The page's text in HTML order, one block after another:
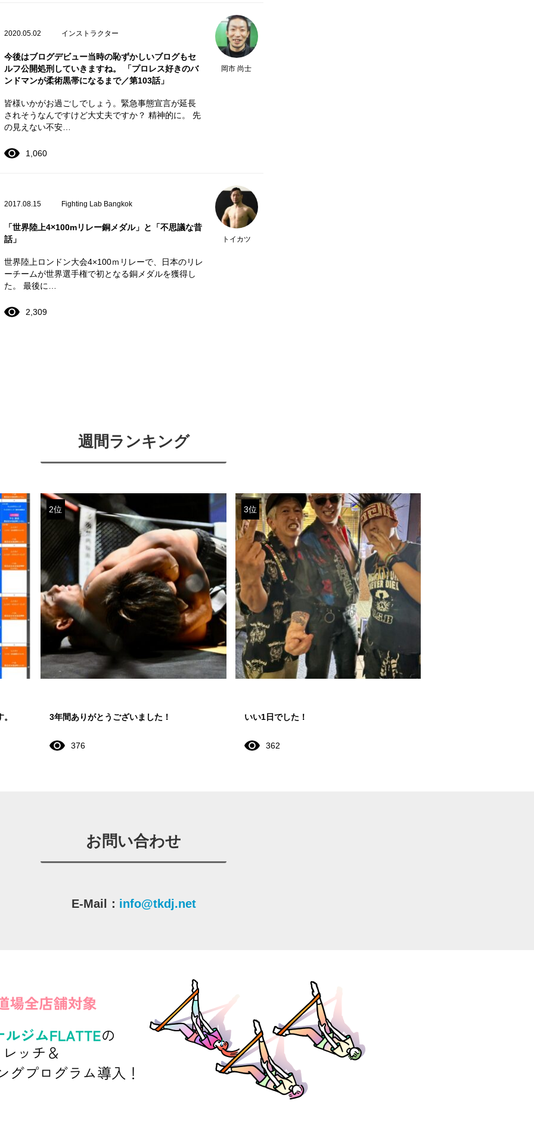
2020.05.02 インストラクター
岡市 尚士
今後はブログデビュー当時の恥ずかしいブログもセ
ルフ公開処刑していきますね。 「プロレス好きのバ
ンドマンが柔術黒帯になるまで／第103話」
皆様いかがお過ごしでしょう。緊急事態宣言が延長
されそうなんですけど大丈夫ですか？ 精神的に。 先
の見えない不安…
1,060
2017.08.15 Fighting Lab Bangkok
トイカツ
「世界陸上4×100mリレー銅メダル」と「不思議な昔
話」
世界陸上ロンドン大会4×100ｍリレーで、日本のリレ
ーチームが世界選手権で初となる銅メダルを獲得し
た。 最後に…
2,309
週間ランキング
2位
3年間ありがとうございました！
376
3位
いい1日でした！
362
お問い合わせ
E-Mail： info@tkdj.net